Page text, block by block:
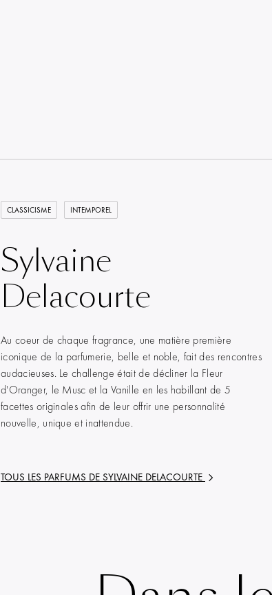
CLASSICISME INTEMPOREL
Sylvaine
Delacourte
Au coeur de chaque fragrance, une matière première
iconique de la parfumerie, belle et noble, fait des rencontres
audacieuses. Le challenge était de décliner la Fleur
d'Oranger, le Musc et la Vanille en les habillant de 5
facettes originales afin de leur offrir une personnalité
nouvelle, unique et inattendue.
TOUS LES PARFUMS DE SYLVAINE DELACOURTE